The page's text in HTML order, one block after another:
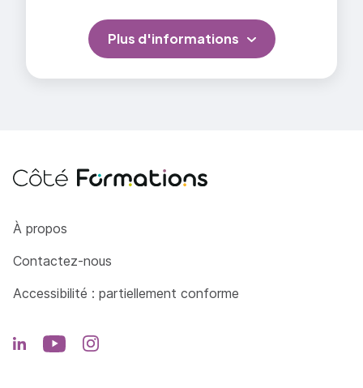
Plus d'informations
Côté Formations
À propos
Contactez-nous
Accessibilité : partiellement conforme